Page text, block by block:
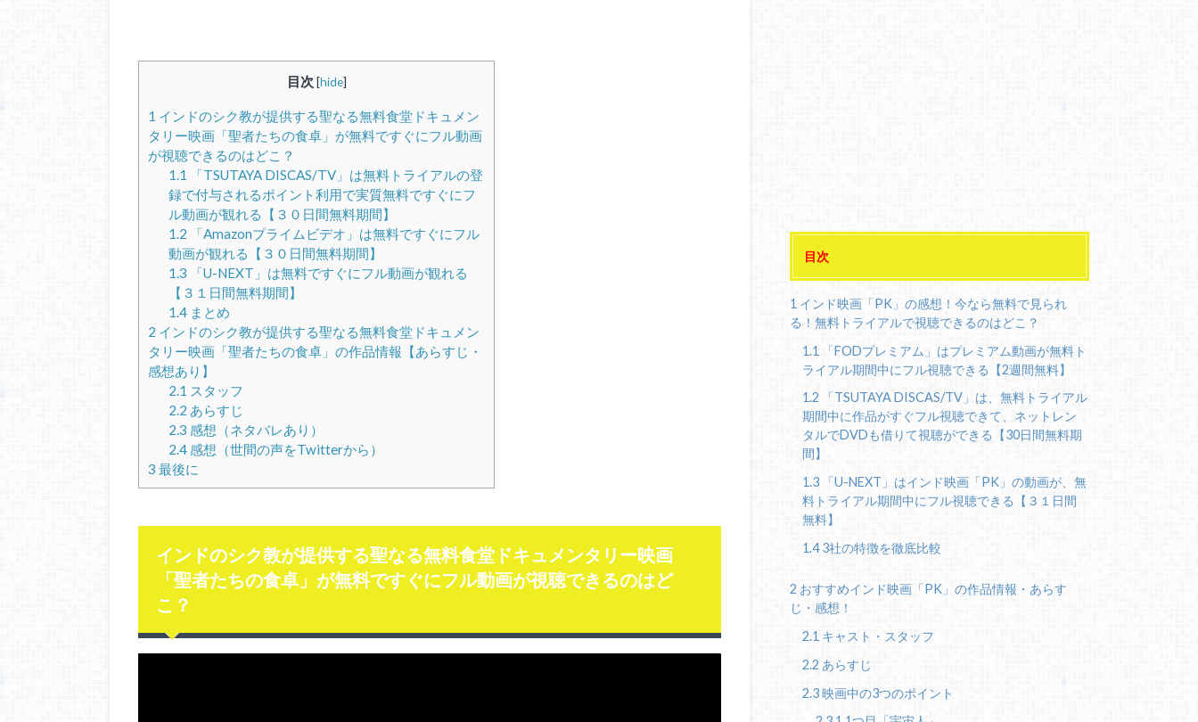
目次 [hide]
1 インドのシク教が提供する聖なる無料食堂ドキュメン
タリー映画「聖者たちの食卓」が無料ですぐにフル動画
が視聴できるのはどこ？
1.1 「TSUTAYA DISCAS/TV」は無料トライアルの登
録で付与されるポイント利用で実質無料ですぐにフ
ル動画が観れる【３０日間無料期間】
1.2 「Amazonプライムビデオ」は無料ですぐにフル
動画が観れる【３０日間無料期間】
1.3 「U-NEXT」は無料ですぐにフル動画が観れる
【３１日間無料期間】
1.4まとめ
2 インドのシク教が提供する聖なる無料食堂ドキュメン
タリー映画「聖者たちの食卓」の作品情報【あらすじ・
感想あり】
2.1 スタッフ
2.2 あらすじ
2.3 感想（ネタバレあり）
2.4感想（世間の声をTwitterから）
3 最後に
インドのシク教が提供する聖なる無料食堂ドキュメンタリー映画
「聖者たちの食卓」が無料ですぐにフル動画が視聴できるのはど
こ？
目次
1 インド映画「PK」の感想！今なら無料で見られ
る！無料トライアルで視聴できるのはどこ？
1.1
「FODプレミアム」はプレミアム動画が無料ト
ライアル期間中にフル視聴できる【2週間無料】
1.2 「TSUTAYA DISCAS/TV」は、無料トライアル
期間中に作品がすぐフル視聴できて、ネットレン
タルでDVDも借りて視聴ができる【30日間無料期
間】
1.3 「U-NEXT」はインド映画「PK」の動画が、無
料トライアル期間中にフル視聴できる【３１日間
無料】
1.43社の特徴を徹底比較
2 おすすめインド映画「PK」の作品情報・あらす
じ・感想！
2.1 キャスト・スタッフ
2.2 あらすじ
2.3映画中の3つのポイント